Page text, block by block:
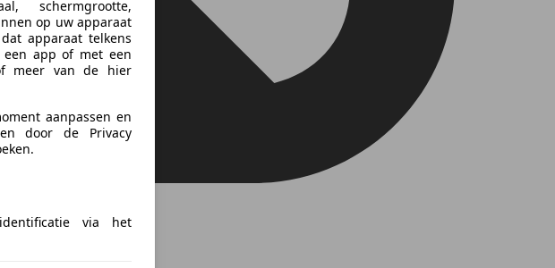
schermgrootte,
op uw apparaat
apparaat telkens
app of met een
meer van de hier
aanpassen en
door de Privacy
via het